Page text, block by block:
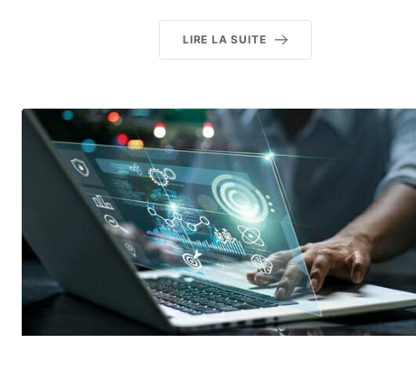
LIRE LA SUITE